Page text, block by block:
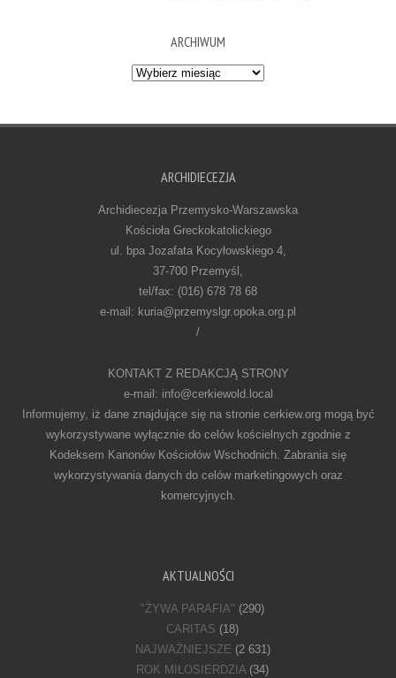
ARCHIWUM
Archiwum
ARCHIDIECEZJA
Archidiecezja Przemysko-Warszawska
Kościoła Greckokatolickiego
ul. bpa Jozafata Kocyłowskiego 4,
37-700 Przemyśl,
tel/fax: (016) 678 78 68
e-mail: kuria@przemyslgr.opoka.org.pl
/
KONTAKT Z REDAKCJĄ STRONY
e-mail: info@cerkiewold.local
Informujemy, iż dane znajdujące się na stronie cerkiew.org mogą być
wykorzystywane wyłącznie do celów kościelnych zgodnie z
Kodeksem Kanonów Kościołów Wschodnich. Zabrania się
wykorzystywania danych do celów marketingowych oraz
komercyjnych.
AKTUALNOŚCI
"ŻYWA PARAFIA" (290)
CARITAS (18)
NAJWAŻNIEJSZE (2 631)
ROK MIŁOSIERDZIA(34)